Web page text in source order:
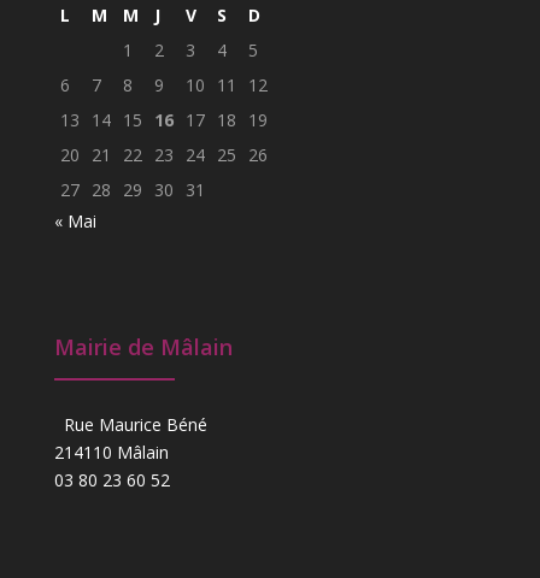
L M M J V S
D
1
2 3 4
5
6
7 8 9 10 11
12
13
14 15 16 17 18
19
20
21 22 23 24 25
26
27 28 29 30
31
« Mai
Mairie de Mâlain
Rue Maurice Béné
214110 Mâlain
03 80 23 60 52